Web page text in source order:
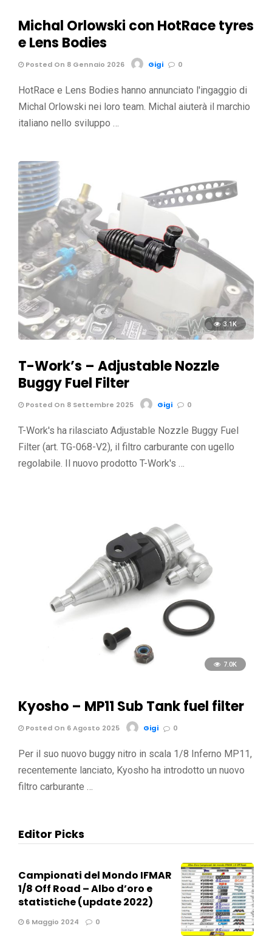
Michal Orlowski con HotRace tyres
e Lens Bodies
Posted On 8 Gennaio 2026 Gigi 0
HotRace e Lens Bodies hanno annunciato l'ingaggio di
Michal Orlowski nei loro team. Michal aiuterà il marchio
italiano nello sviluppo …
3.1K
T-Work’s – Adjustable Nozzle
Buggy Fuel Filter
Posted On 8 Settembre 2025 Gigi 0
T-Work's ha rilasciato Adjustable Nozzle Buggy Fuel
Filter (art. TG-068-V2), il filtro carburante con ugello
regolabile. Il nuovo prodotto T-Work's …
7.0K
Kyosho – MP11 Sub Tank fuel filter
Posted On 6 Agosto 2025 Gigi 0
Per il suo nuovo buggy nitro in scala 1/8 Inferno MP11,
recentemente lanciato, Kyosho ha introdotto un nuovo
filtro carburante …
Editor Picks
Campionati del Mondo IFMAR
1/8 Off Road – Albo d’oro e
statistiche (update 2022)
6 Maggio 2024 0